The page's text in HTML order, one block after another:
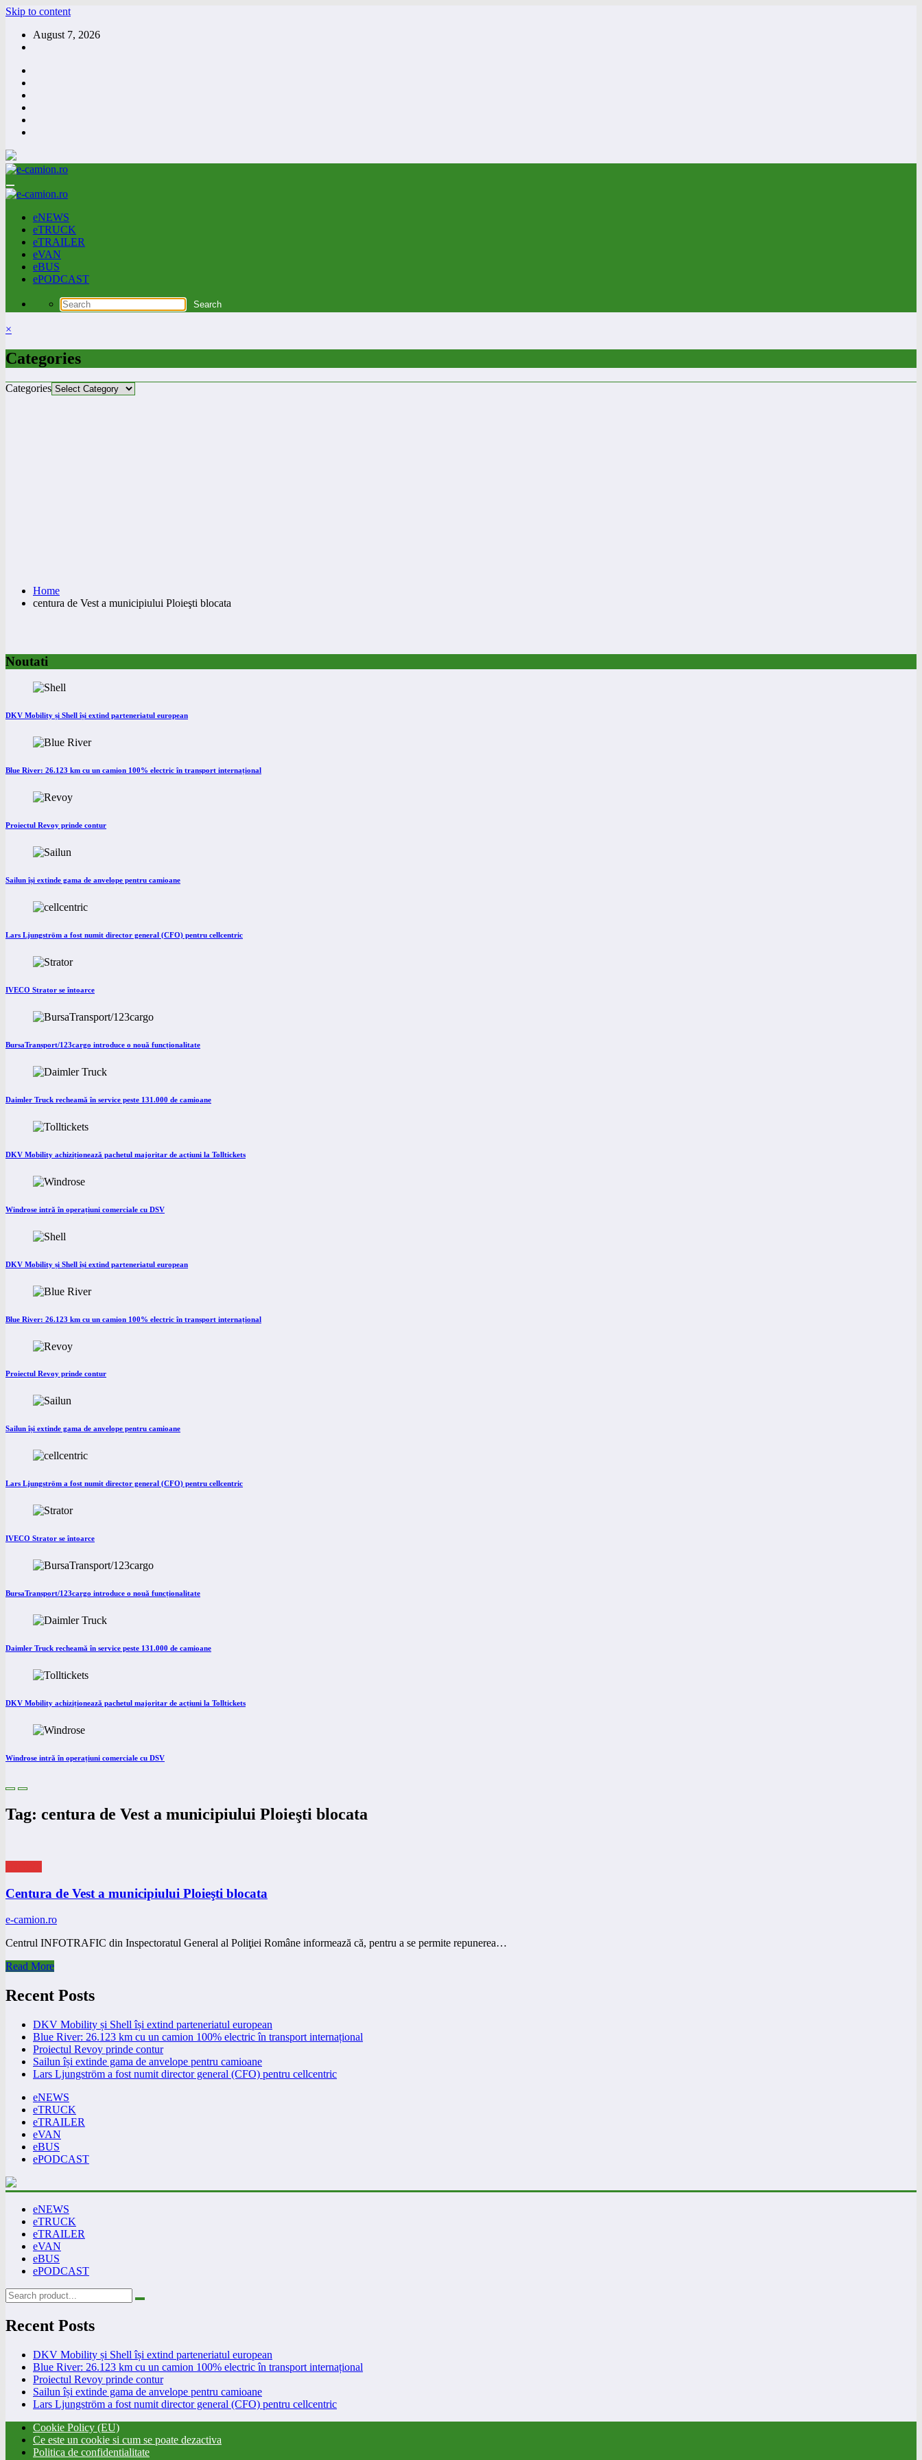
Skip to content
August 7, 2026
eNEWS
eTRUCK
eTRAILER
eVAN
eBUS
ePODCAST
×
Categories
Categories
Home
centura de Vest a municipiului Ploieşti blocata
Noutati
DKV Mobility și Shell își extind parteneriatul european
Blue River: 26.123 km cu un camion 100% electric în transport internațional
Proiectul Revoy prinde contur
Sailun își extinde gama de anvelope pentru camioane
Lars Ljungström a fost numit director general (CFO) pentru cellcentric
IVECO Strator se întoarce
BursaTransport/123cargo introduce o nouă funcționalitate
Daimler Truck recheamă în service peste 131.000 de camioane
DKV Mobility achiziționează pachetul majoritar de acțiuni la Tolltickets
Windrose intră în operațiuni comerciale cu DSV
DKV Mobility și Shell își extind parteneriatul european
Blue River: 26.123 km cu un camion 100% electric în transport internațional
Proiectul Revoy prinde contur
Sailun își extinde gama de anvelope pentru camioane
Lars Ljungström a fost numit director general (CFO) pentru cellcentric
IVECO Strator se întoarce
BursaTransport/123cargo introduce o nouă funcționalitate
Daimler Truck recheamă în service peste 131.000 de camioane
DKV Mobility achiziționează pachetul majoritar de acțiuni la Tolltickets
Windrose intră în operațiuni comerciale cu DSV
Tag: centura de Vest a municipiului Ploieşti blocata
Centura de Vest a municipiului Ploieşti blocata
e-camion.ro
Centrul INFOTRAFIC din Inspectoratul General al Poliţiei Române informează că, pentru a se permite repunerea…
Read More
Recent Posts
DKV Mobility și Shell își extind parteneriatul european
Blue River: 26.123 km cu un camion 100% electric în transport internațional
Proiectul Revoy prinde contur
Sailun își extinde gama de anvelope pentru camioane
Lars Ljungström a fost numit director general (CFO) pentru cellcentric
eNEWS
eTRUCK
eTRAILER
eVAN
eBUS
ePODCAST
eNEWS
eTRUCK
eTRAILER
eVAN
eBUS
ePODCAST
Recent Posts
DKV Mobility și Shell își extind parteneriatul european
Blue River: 26.123 km cu un camion 100% electric în transport internațional
Proiectul Revoy prinde contur
Sailun își extinde gama de anvelope pentru camioane
Lars Ljungström a fost numit director general (CFO) pentru cellcentric
Cookie Policy (EU)
Ce este un cookie si cum se poate dezactiva
Politica de confidentialitate